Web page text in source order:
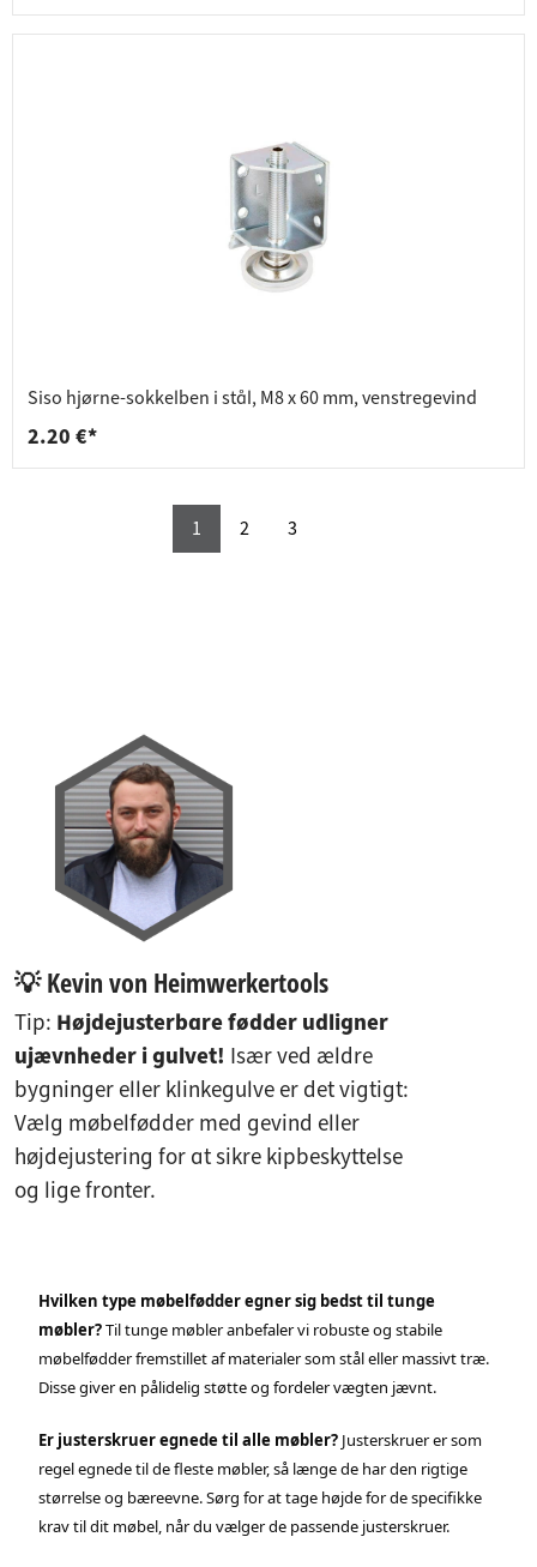
Siso hjørne-sokkelben i stål, M8 x 60 mm, venstregevind
2.20 €*
1 2 3
💡 Kevin von Heimwerkertools
Tip: Højdejusterbare fødder udligner
ujævnheder i gulvet! Især ved ældre
bygninger eller klinkegulve er det vigtigt:
Vælg møbelfødder med gevind eller
højdejustering for at sikre kipbeskyttelse
og lige fronter.
Hvilken type møbelfødder egner sig bedst til tunge
møbler?Til tunge møbler anbefaler vi robuste og stabile
møbelfødder fremstillet af materialer som stål eller massivt træ.
Disse giver en pålidelig støtte og fordeler vægten jævnt.
Er justerskruer egnede til alle møbler? Justerskruer er som
regel egnede til de fleste møbler, så længe de har den rigtige
størrelse og bæreevne. Sørg for at tage højde for de specifikke
krav til dit møbel, når du vælger de passende justerskruer.